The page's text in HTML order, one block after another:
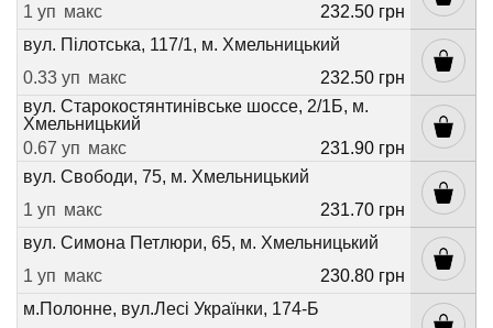
1 уп макс
232.50 грн
вул. Пілотська, 117/1, м. Хмельницький
0.33 уп макс
232.50 грн
вул. Старокостянтинівське шоссе, 2/1Б, м.
Хмельницький
0.67 уп макс
231.90 грн
вул. Свободи, 75, м. Хмельницький
1 уп макс
231.70 грн
вул. Симона Петлюри, 65, м. Хмельницький
1 уп макс
230.80 грн
м.Полонне, вул.Лесі Українки, 174-Б